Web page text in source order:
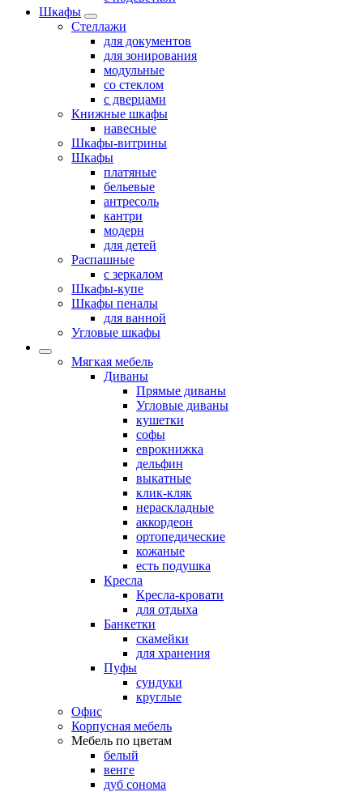
Шкафы
Стеллажи
для документов
для зонирования
модульные
со стеклом
с дверцами
Книжные шкафы
навесные
Шкафы-витрины
Шкафы
платяные
бельевые
антресоль
кантри
модерн
для детей
Распашные
с зеркалом
Шкафы-купе
Шкафы пеналы
для ванной
Угловые шкафы
Мягкая мебель
Диваны
Прямые диваны
Угловые диваны
кушетки
софы
еврокнижка
дельфин
выкатные
клик-кляк
нераскладные
аккордеон
ортопедические
кожаные
есть подушка
Кресла
Кресла-кровати
для отдыха
Банкетки
скамейки
для хранения
Пуфы
сундуки
круглые
Офис
Корпусная мебель
Мебель по цветам
белый
венге
дуб сонома